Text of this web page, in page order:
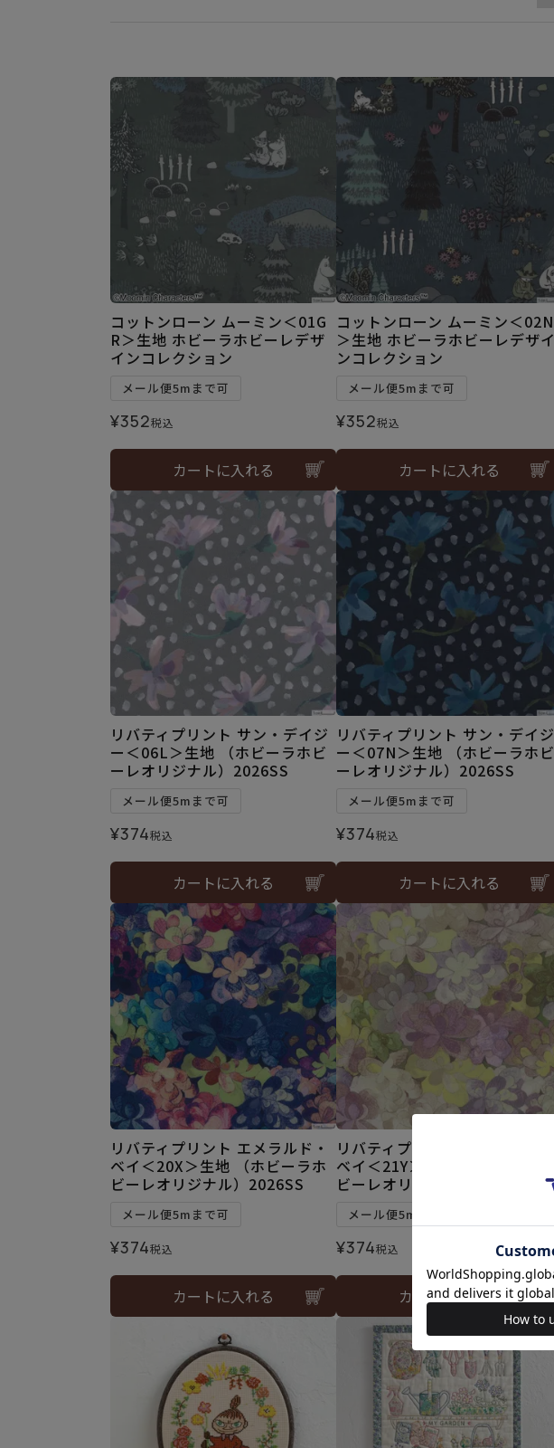
コットンローン ムーミン＜01G
R＞生地 ホビーラホビーレデザ
インコレクション
メール便5mまで可
¥352税込
カートに入れる
コットンローン ムーミン＜02N
＞生地 ホビーラホビーレデザイ
ンコレクション
メール便5mまで可
¥352税込
カートに入れる
リバティプリント サン・デイジ
ー＜06L＞生地 （ホビーラホビ
ーレオリジナル）2026SS
メール便5mまで可
¥374税込
カートに入れる
リバティプリント サン・デイジ
ー＜07N＞生地 （ホビーラホビ
ーレオリジナル）2026SS
メール便5mまで可
¥374税込
カートに入れる
リバティプリント エメラルド・
ベイ＜20X＞生地 （ホビーラホ
ビーレオリジナル）2026SS
メール便5mまで可
¥374税込
カートに入れる
リバティプリント エメラルド・
ベイ＜21Y＞生地 （ホビーラホ
ビーレオリジナル）2026SS
メール便5mまで可
¥374税込
カートに入れる